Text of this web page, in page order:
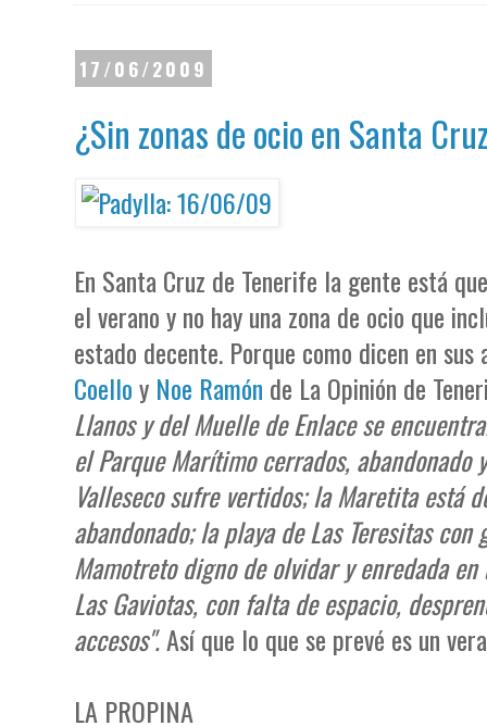
17/06/2009
¿Sin zonas de ocio en Santa
En Santa Cruz de Tenerife la gente está
el verano y no hay una zona de ocio que
estado decente. Porque como dicen en
Coelloy Noe Ramón de La Opinión de
Llanos y del Muelle de Enlace se
el Parque Marítimo cerrados, abandonado
Valleseco sufre vertidos; la Maretita está
abandonado; la playa de Las Teresitas
Mamotreto digno de olvidar y enredada
Las Gaviotas, con falta de espacio,
accesos".Así que lo que se prevé es un
LA PROPINA